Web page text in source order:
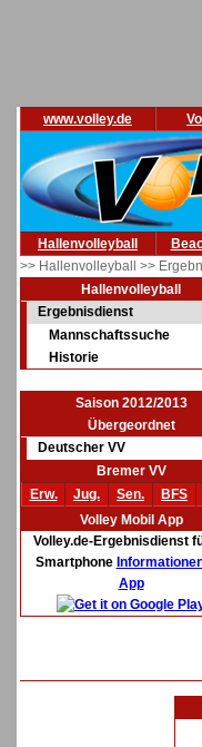
www.volley.de
Hallenvolleyball
>> Hallenvolleyball >>
Hallenvolleyball
Ergebnisdienst
Mannschaftssuche
Historie
Saison 2012/2013
Übergeordnet
Deutscher VV
Bremer VV
Erw.
Jug. Sen. BFS
Volley Mobil App
Volley.de-Ergebnisdienst
Smartphone
App